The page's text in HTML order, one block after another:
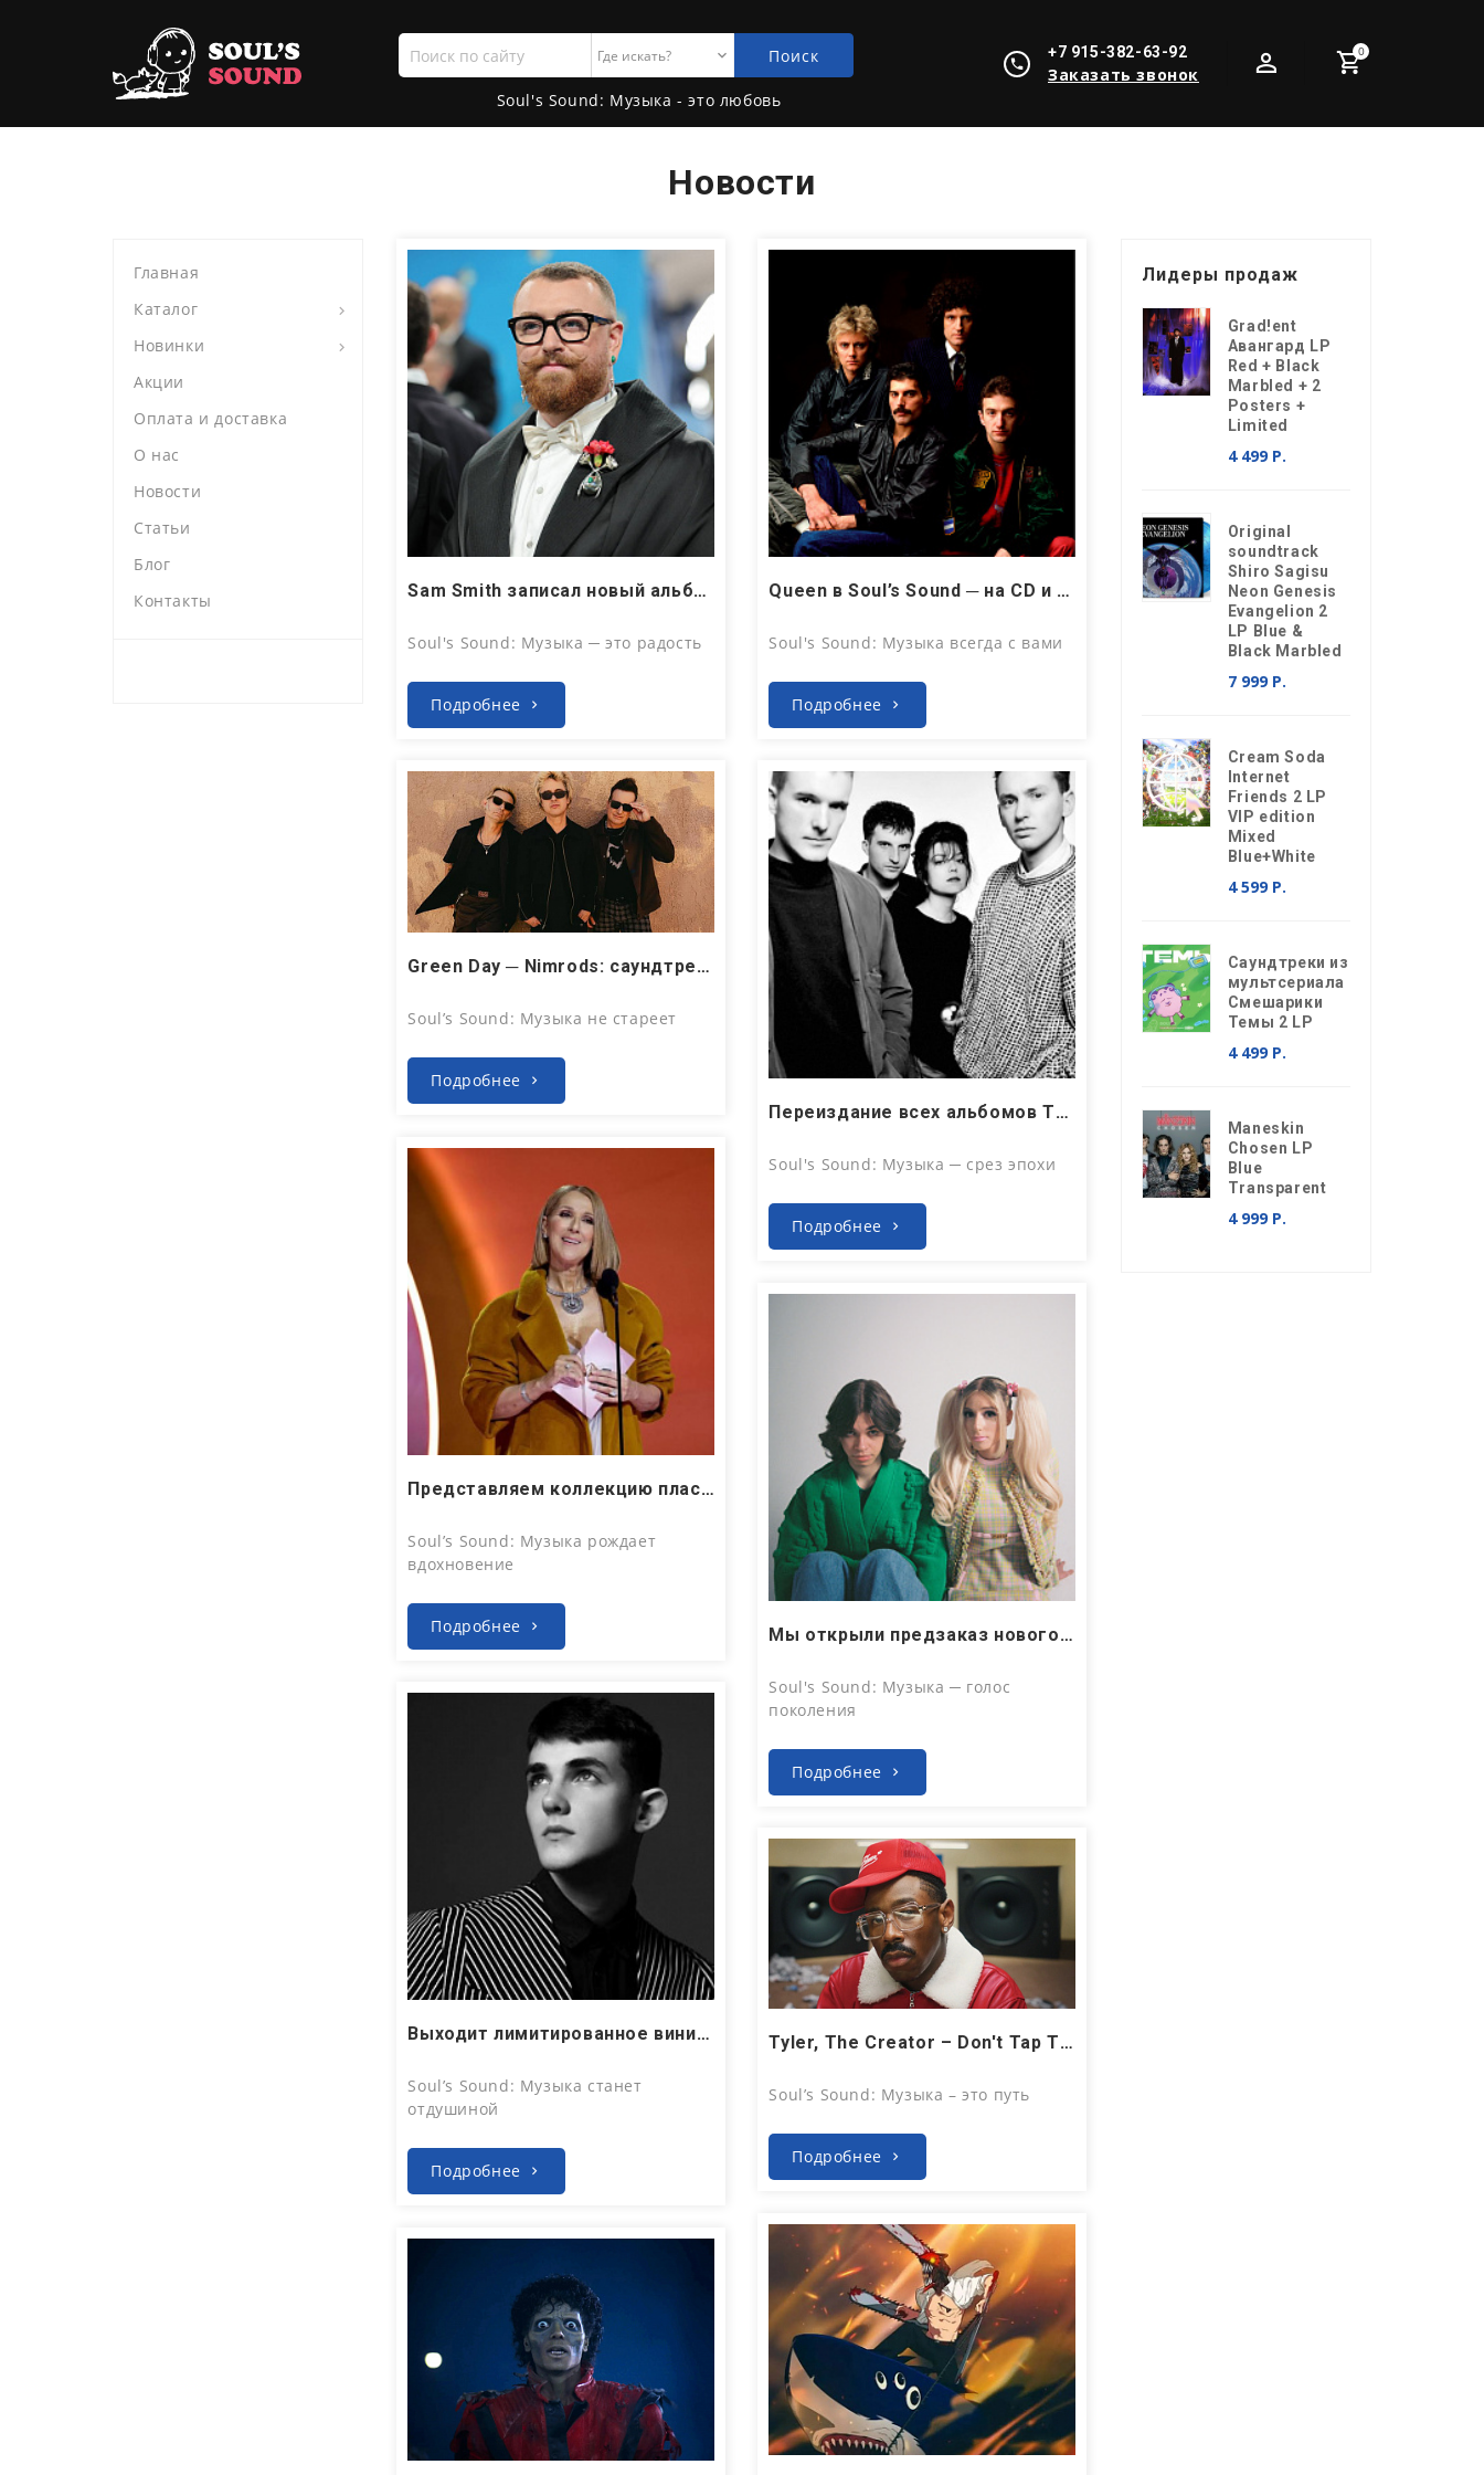
0
+7 915-382-63-92
Заказать звонок
Поиск
по
сайту
Поиск
Soul's Sound: Музыка - это любовь
Новости
Главная
Каталог
Новинки
Акции
Оплата и доставка
О нас
Новости
Статьи
Блог
Контакты
Авг 5, 2026 Sam Smith записал новый альбом Hazel Eyes: доступен предзаказ
Soul's Sound: Музыка ─ это радость
Подробнее
Авг 4, 2026 Queen в Soul’s Sound ─ на CD и LP: новые переиздания
Soul's Sound: Музыка всегда с вами
Подробнее
Авг 1, 2026 Green Day ─ Nimrods: саундтрек уже доступен в Soul's Sound
Soul’s Sound: Музыка не стареет
Подробнее
Июл 31, 2026
Переиздание всех альбомов The Sundays ─ спрашивайте в Soul’s Sound
Soul's Sound: Музыка ─ срез эпохи
Подробнее
Июл 30, 2026 Представляем коллекцию пластинок Celine Dion
Soul’s Sound: Музыка рождает
вдохновение
Подробнее Июл 29, 2026 Мы открыли предзаказ нового альбома Domi & JD Beck ─ Who Asked?
Soul's Sound: Музыка ─ голос
поколения
Подробнее
Июл 28, 2026 Выходит лимитированное виниловое издание Grad!ent ─ «Авангард»
Soul’s Sound: Музыка станет
отдушиной
Подробнее
Июл 27, 2026 Tyler, The Creator – Don't Tap The Glass: выходит издание с постером в комплекте
Soul’s Sound: Музыка – это путь
Подробнее
Лидеры продаж
Grad!ent
Авангард LP
Red + Black
Marbled + 2
Posters +
Limited
4 499 Р.
Original
soundtrack
Shiro Sagisu
Neon Genesis
Evangelion 2
LP Blue &
Black Marbled
7 999 Р.
Cream Soda
Internet
Friends 2 LP
VIP edition
Mixed
Blue+White
4 599 Р.
Саундтреки из
мультсериала
Смешарики
Темы 2 LP
4 499 Р.
Maneskin
Chosen LP
Blue
Transparent
4 999 Р.